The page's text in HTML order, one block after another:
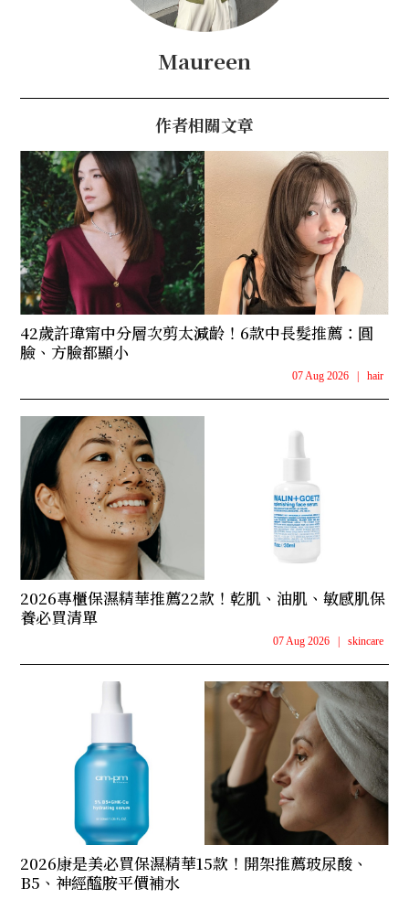
Maureen
作者相關文章
42歲許瑋甯中分層次剪太減齡！6款中長髮推薦：圓
臉、方臉都顯小
07 Aug 2026 hair
2026專櫃保濕精華推薦22款！乾肌、油肌、敏感肌保
養必買清單
07 Aug 2026 skincare
2026康是美必買保濕精華15款！開架推薦玻尿酸、
B5、神經醯胺平價補水